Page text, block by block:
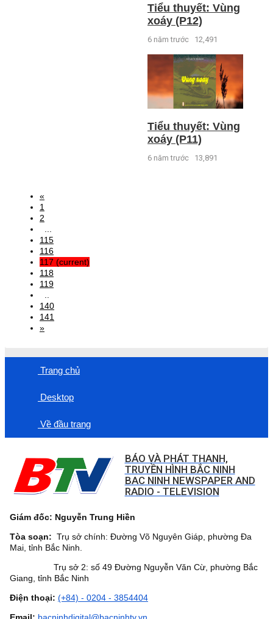
Tiểu thuyết: Vùng
xoáy (P12)
6 năm trước 12,491
Tiểu thuyết: Vùng
xoáy (P11)
6 năm trước 13,891
«
1
2
115
116
117 (current)
118
119
140
141
»
Trang chủ
Desktop
Về đầu trang
BÁO VÀ PHÁT THANH,
TRUYỀN HÌNH BẮC NINH
BAC NINH NEWSPAPER AND
RADIO - TELEVISION
Giám đốc: Nguyễn Trung Hiền
Tòa soạn: Trụ sở chính: Đường Võ Nguyên Giáp, phường Đa
Mai, tỉnh Bắc Ninh.
Trụ sở 2: số 49 Đường Nguyễn Văn Cừ, phường Bắc
Giang, tỉnh Bắc Ninh
Điện thoại: (+84) - 0204 - 3854404
Email: bacninhdigital@bacninhtv.vn